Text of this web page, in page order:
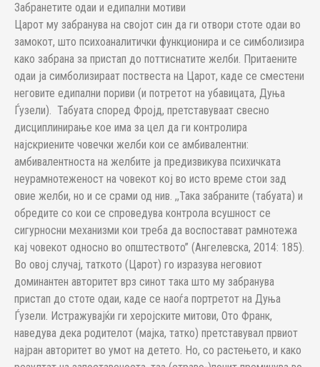
Забранетите одаи и едипални мотиви
Царот му забранува на својот син да ги отвори стоте одаи во
замокот, што психоаналитички функционира и се симболизира
како забрана за пристап до поттиснатите желби. Притаените
одаи ја симболизираат поствеста на Царот, каде се сместени
неговите едипални пориви (и потретот на убавицата, Дуња
Ѓузели). Табуата според Фројд, претставуваат свесно
дисциплинирање кое има за цел да ги контролира
најскриените човечки желби кои се амбивалентни:
амбивалентноста на желбите ја предизвикува психичката
неурамнотеженост на човекот кој во исто време стои зад
овие желби, но и се срами од нив. ,,Така забраните (табуата) и
обредите со кои се спроведува контрола всушност се
сигурносни механизми кои треба да воспостават рамнотежа
кај човекот односно во општествотo” (Ангелевска, 2014: 185).
Во овој случај, таткото (Царот) го изразува неговиот
доминантен авторитет врз синот така што му забранува
пристап до стоте одаи, каде се наоѓа портретот на Дуња
Ѓузели. Истражувајќи ги херојските митови, Ото Франк,
наведува дека родителот (мајка, татко) претставувал првиот
најран авторитет во умот на детето. Но, со растењето, и како